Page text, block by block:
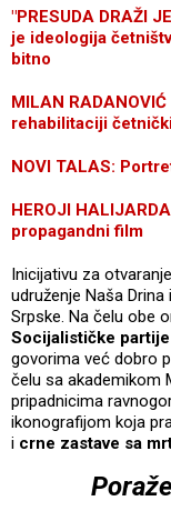
"PRESUDA DRAŽI
je ideologija
bitno
MILAN
rehabilitaciji
NOVI TALAS:
HEROJI
propagandni film
Inicijativu za
udruženje Naša
Srpske. Na čelu obe
Socijalističke
govorima već dobro
čelu sa akademikom
pripadnicima
ikonografijom koja
i crne zastave sa